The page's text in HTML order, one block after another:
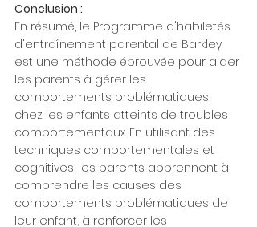
Conclusion :
En résumé, le Programme d'habiletés
d'entraînement parental de Barkley
est une méthode éprouvée pour aider
les parents à gérer les
comportements problématiques
chez les enfants atteints de troubles
comportementaux. En utilisant des
techniques comportementales et
cognitives, les parents apprennent à
comprendre les causes des
comportements problématiques de
leur enfant, à renforcer les